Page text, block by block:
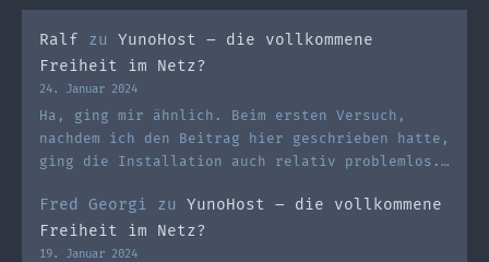
Ralf zu YunoHost – die vollkommene
Freiheit im Netz?
24. Januar 2024
Ha, ging mir ähnlich. Beim ersten Versuch,
nachdem ich den Beitrag hier geschrieben hatte,
ging die Installation auch relativ problemlos.…
Fred Georgi zu YunoHost – die vollkommene
Freiheit im Netz?
19. Januar 2024